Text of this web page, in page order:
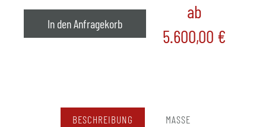
In den Anfragekorb
ab
5.600,00 €
BESCHREIBUNG MASSE